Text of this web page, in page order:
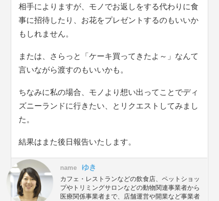
相手によりますが、モノでお返しをする代わりに食
事に招待したり、お花をプレゼントするのもいいか
もしれません。
または、さらっと「ケーキ買ってきたよ～」なんて
言いながら渡すのもいいかも。
ちなみに私の場合、モノより想い出ってことでディ
ズニーランドに行きたい、とリクエストしてみまし
た。
結果はまた後日報告いたします。
name ゆき
カフェ・レストランなどの飲食店、ペットショッ
プやトリミングサロンなどの動物関連事業者から
医療関係事業者まで、店舗運営や開業など事業者